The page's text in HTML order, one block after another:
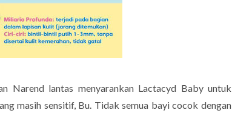
Narend lantas menyarankan Lactacyd Baby untuk
masih sensitif, Bu. Tidak semua bayi cocok dengan